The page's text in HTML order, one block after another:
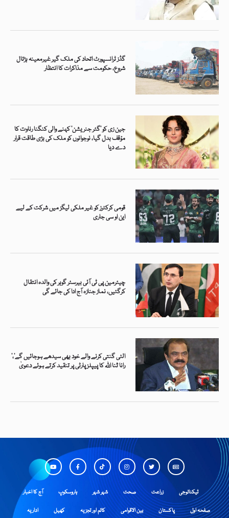
گڈز ٹرانسپورٹ اتحاد کی ملک گیر غیرمعینہ ہڑتال
شروع، حکومت سے مذاکرات کا انتظار
جین زی کو ’گٹر جنریشن‘ کہنے والی کنگنا رناوت کا
مؤقف بدل گیا، نوجوانوں کو ملک کی بڑی طاقت قرار
دے دیا
قومی کرکٹرز کو غیر ملکی لیگز میں شرکت کے لیے
این او سی جاری
چیئرمین پی ٹی آئی بیرسٹر گوہر کی والدہ انتقال
کرگئیں، نماز جنازہ آج ادا کی جائے گی
’الٹی گنتی کرنے والے خود بھی سیدھے ہوجائیں گے‘،
رانا ثنا اللہ کا پیپلز پارٹی پر تنقید کرتے ہوئے دعویٰ
آج کا اخبار ہاروسکوپ شہر شہر صحت زراعت ٹیکنالوجی
اداریہ کھیل کالم اور تجزیہ بین الاقوامی پاکستان صفحہ اول